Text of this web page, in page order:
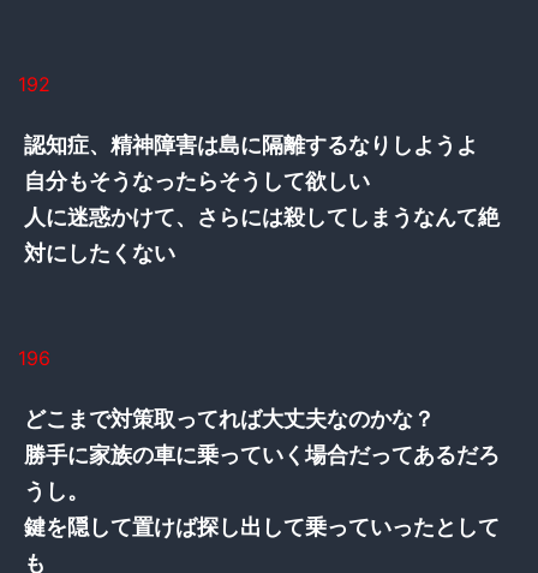
192
認知症、精神障害は島に隔離するなりしようよ
自分もそうなったらそうして欲しい
人に迷惑かけて、さらには殺してしまうなんて絶
対にしたくない
196
どこまで対策取ってれば大丈夫なのかな？
勝手に家族の車に乗っていく場合だってあるだろ
うし。
鍵を隠して置けば探し出して乗っていったとして
も